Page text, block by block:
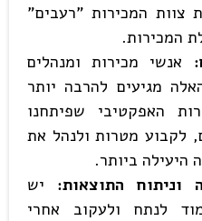
צוות המכירות "רעבים"
המכירות.
אנשי מכירות ומנהלים
מגיעים להרבה יותר
האפקטיבי שפיתחנו
לקבוע מטרות ולנהל את
היעילה ביותר.
וניתוח התוצאות: יש
לנתח ולעקוב אחרי